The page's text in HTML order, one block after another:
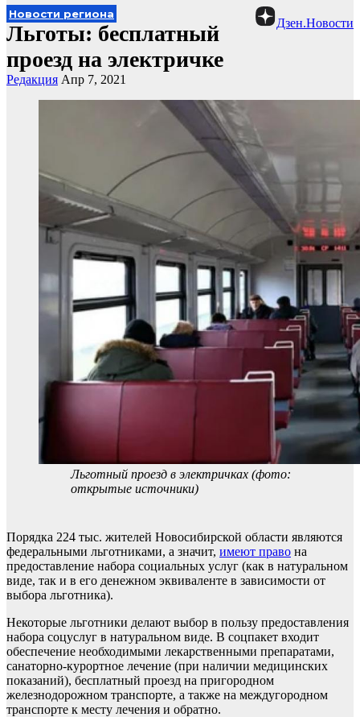
Дзен.Новости
Новости региона
Льготы: бесплатный
проезд на электричке
Редакция Апр 7, 2021
Льготный проезд в электричках (фото:
открытые источники)
Порядка 224 тыс. жителей Новосибирской области являются
федеральными льготниками, а значит, имеют право на
предоставление набора социальных услуг (как в натуральном
виде, так и в его денежном эквиваленте в зависимости от
выбора льготника).
Некоторые льготники делают выбор в пользу предоставления
набора соцуслуг в натуральном виде. В соцпакет входит
обеспечение необходимыми лекарственными препаратами,
санаторно-курортное лечение (при наличии медицинских
показаний), бесплатный проезд на пригородном
железнодорожном транспорте, а также на междугородном
транспорте к месту лечения и обратно.